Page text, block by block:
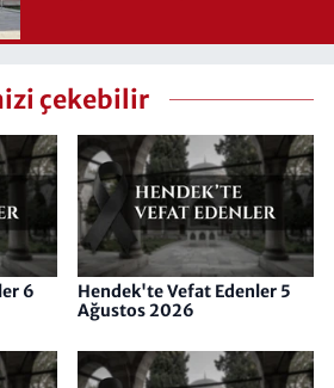
çekebilir
6
Hendek'te Vefat Edenler 5
Ağustos 2026